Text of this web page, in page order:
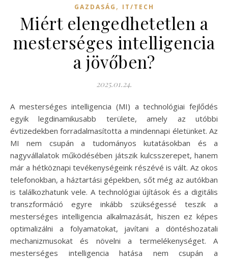
GAZDASÁG , IT/TECH
Miért elengedhetetlen a
mesterséges intelligencia
a jövőben?
2025.01.24.
A mesterséges intelligencia (MI) a technológiai fejlődés
egyik legdinamikusabb területe, amely az utóbbi
évtizedekben forradalmasította a mindennapi életünket. Az
MI nem csupán a tudományos kutatásokban és a
nagyvállalatok működésében játszik kulcsszerepet, hanem
már a hétköznapi tevékenységeink részévé is vált. Az okos
telefonokban, a háztartási gépekben, sőt még az autókban
is találkozhatunk vele. A technológiai újítások és a digitális
transzformáció egyre inkább szükségessé teszik a
mesterséges intelligencia alkalmazását, hiszen ez képes
optimalizálni a folyamatokat, javítani a döntéshozatali
mechanizmusokat és növelni a termelékenységet. A
mesterséges intelligencia hatása nem csupán a